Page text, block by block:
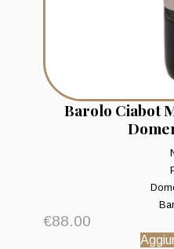
Barolo Ciabot
€88.00